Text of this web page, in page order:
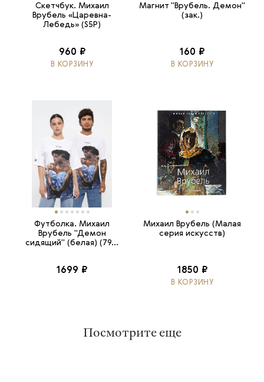
Скетчбук. Михаил
Врубель «Царевна-
Лебедь» (S5P)
960 ₽
В КОРЗИНУ
Магнит "Врубель. Демон"
(зак.)
160 ₽
В КОРЗИНУ
Футболка. Михаил
Врубель "Демон
сидящий" (белая) (79...
1699 ₽
Михаил Врубель (Малая
серия искусств)
1850 ₽
В КОРЗИНУ
Посмотрите еще